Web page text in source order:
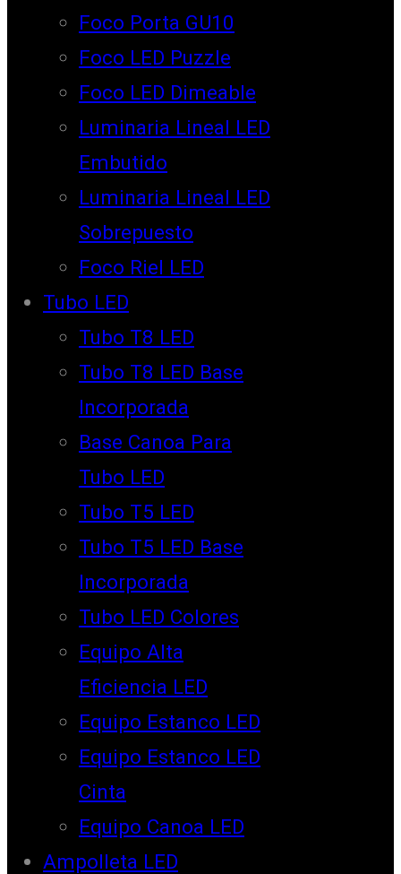
Foco Porta GU10
Foco LED Puzzle
Foco LED Dimeable
Luminaria Lineal LED
Embutido
Luminaria Lineal LED
Sobrepuesto
Foco Riel LED
Tubo LED
Tubo T8 LED
Tubo T8 LED Base
Incorporada
Base Canoa Para
Tubo LED
Tubo T5 LED
Tubo T5 LED Base
Incorporada
Tubo LED Colores
Equipo Alta
Eficiencia LED
Equipo Estanco LED
Equipo Estanco LED
Cinta
Equipo Canoa LED
Ampolleta LED